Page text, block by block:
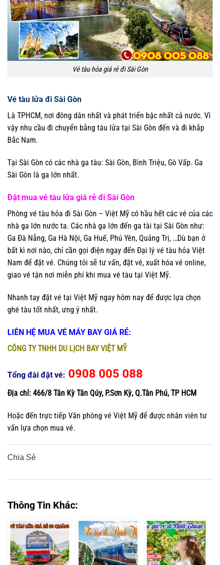
Vé tàu hỏa giá rẻ đi Sài Gòn
Vé tàu lửa đi Sài Gòn
Là TPHCM, nơi đông dân nhất và phát triển bậc nhất cả nước. Vì
vậy nhu cầu đi chuyển bằng tàu lửa tại Sài Gòn đến và đi khắp
Bắc Nam.
Tại Sài Gòn có các nhà ga tàu: Sài Gòn, Bình Triệu, Gò Vấp. Ga
Sài Gòn là ga lớn nhất.
Đặt mua vé tàu lửa giá rẻ đi Sài Gòn
Phòng vé tàu hỏa đi Sài Gòn – Việt Mỹ có hầu hết các vé của các
nhà ga lớn nước ta. Các nhà ga lớn đến ga tài tại Sài Gòn như:
Ga Đà Nẵng, Ga Hà Nội, Ga Huế, Phú Yên, Quảng Trị, …Dù bạn ở
bất kì nơi nào, chỉ cần gọi điện ngay đến Đại lý vé tàu hỏa Việt
Nam để đặt vé. Chúng tôi sẽ tư vấn, đặt vé, xuất hóa vé online,
giao vé tận nơi miễn phí khi mua vé tàu tại Việt Mỹ.
Nhanh tay đặt vé tại Việt Mỹ ngay hôm nay để được lựa chọn
ghé tàu tốt nhất, ưng ý nhất.
LIÊN HỆ MUA VÉ MÁY BAY GIÁ RẺ:
CÔNG TY TNHH DU LỊCH BAY VIỆT MỸ
Tổng đài đặt vé: 0908 005 088
Địa chỉ: 466/8 Tân Kỳ Tân Qúy, P.Sơn Kỳ, Q.Tân Phú, TP HCM
Hoặc đến trực tiếp Văn phòng vé Việt Mỹ để được nhân viên tư
vấn lựa chọn mua vé.
Chia Sẻ
Thông Tin Khác: